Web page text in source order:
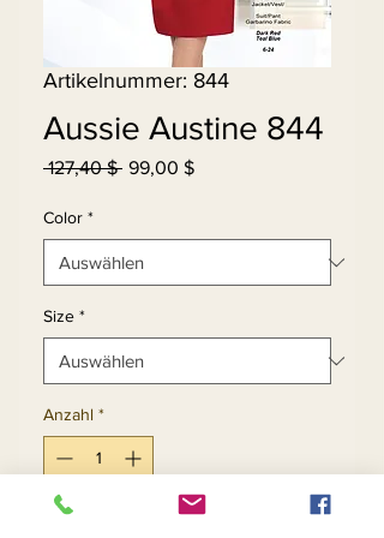
Artikelnummer: 844
Aussie Austine 844
127,40 $ Standardpreis
99,00 $Sale-
Color *
Size *
Anzahl *